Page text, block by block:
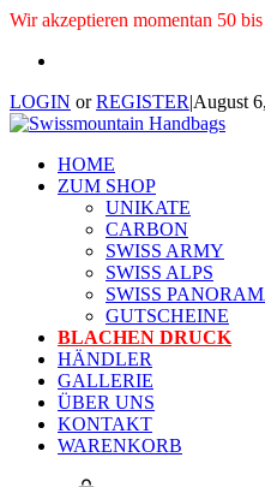
Wir akzeptieren momentan 50
LOGIN orREGISTER|August
HOME
ZUM SHOP
UNIKATE
CARBON
SWISS ARMY
SWISS ALPS
SWISS
GUTSCHEINE
BLACHEN DRUCK
HÄNDLER
GALLERIE
ÜBER UNS
KONTAKT
WARENKORB